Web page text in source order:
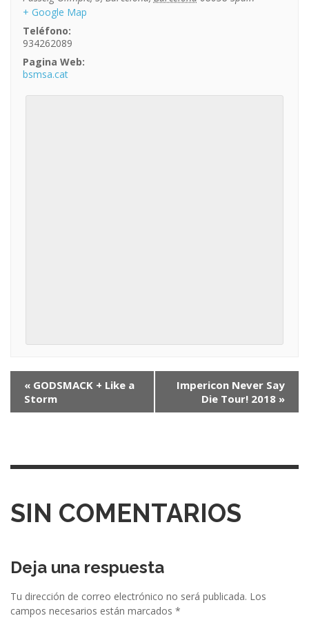
+ Google Map
Teléfono:
934262089
Pagina Web:
bsmsa.cat
g
c
ó
e
« GODSMACK + Like a
Storm
Impericon Never Say
Die Tour! 2018 »
SIN COMENTARIOS
Deja una respuesta
Tu dirección de correo electrónico no será publicada. Los
campos necesarios están marcados *